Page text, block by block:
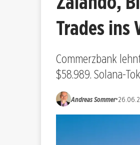
Trades ins
Commerzbank
$58.989. Solana-
Andreas Sommer•